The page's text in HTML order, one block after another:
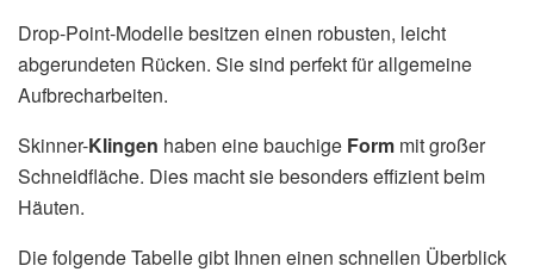
Drop-Point-Modelle besitzen einen robusten, leicht
abgerundeten Rücken. Sie sind perfekt für allgemeine
Aufbrecharbeiten.
Skinner-Klingen haben eine bauchige Form mit großer
Schneidfläche. Dies macht sie besonders effizient beim
Häuten.
Die folgende Tabelle gibt Ihnen einen schnellen Überblick